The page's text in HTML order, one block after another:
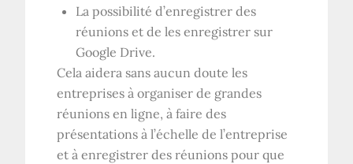
La possibilité d’enregistrer des
réunions et de les enregistrer sur
Google Drive.
Cela aidera sans aucun doute les
entreprises à organiser de grandes
réunions en ligne, à faire des
présentations à l’échelle de l’entreprise
et à enregistrer des réunions pour que